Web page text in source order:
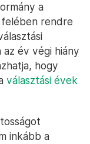
a
rendre
év végi hiány
hogy
választási évek
inkább a